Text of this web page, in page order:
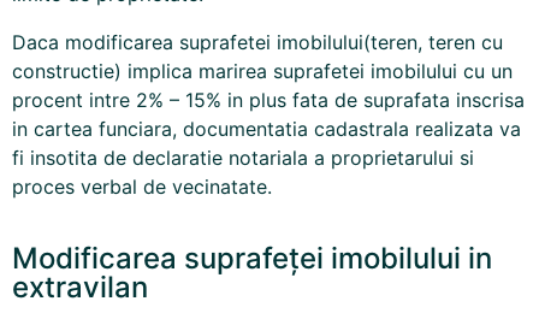
Daca modificarea suprafetei imobilului(teren, teren cu
constructie) implica marirea suprafetei imobilului cu un
procent intre 2% – 15% in plus fata de suprafata inscrisa
in cartea funciara, documentatia cadastrala realizata va
fi insotita de declaratie notariala a proprietarului si
proces verbal de vecinatate.
Modificarea suprafeței imobilului in
extravilan